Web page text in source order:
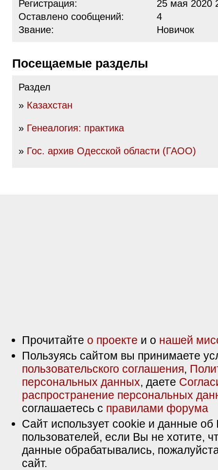
Регистрация:
25 мая 2020
Оставлено сообщений:
4
Звание:
Новичок
Посещаемые разделы
Раздел
» Казахстан
» Генеалогия: практика
» Гос. архив Одесской области (ГАОО)
Прочитайте о проекте и о нашей
Пользуясь сайтом вы принимаете
пользовательского соглашения,
персональных данных, даете
распространение персональных
соглашаетесь с правилами форума
Сайт использует cookie и данные об
пользователей, если Вы не хотите,
данные обрабатывались,
сайт.